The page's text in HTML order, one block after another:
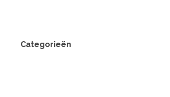
Categorieën